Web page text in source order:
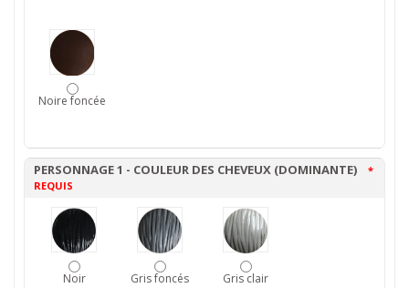
Noire foncée
PERSONNAGE 1 - COULEUR DES CHEVEUX (DOMINANTE) *
REQUIS
Noir Gris foncés Gris clair